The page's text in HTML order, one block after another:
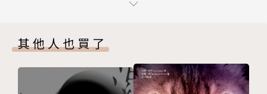
眼見悲劇即將發生，千尋決定，這次他絕對不會再放
版權頁
其他人也買了